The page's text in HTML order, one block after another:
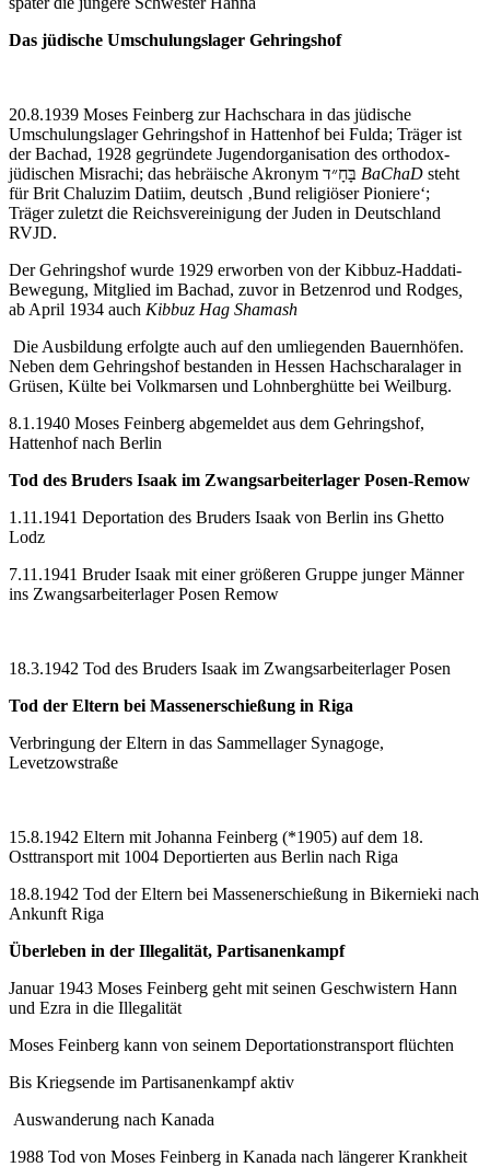
Das jüdische Umschulungslager Gehringshof
20.8.1939 Moses Feinberg zur Hachschara in das jüdische
Umschulungslager Gehringshof in Hattenhof bei Fulda; Träger ist
der Bachad, 1928 gegründete Jugendorganisation des orthodox-
BaChaD steht
für Brit Chaluzim Datiim, deutsch ‚Bund religiöser Pioniere‘;
Träger zuletzt die Reichsvereinigung der Juden in Deutschland
RVJD.
Der Gehringshof wurde 1929 erworben von der Kibbuz-Haddati-
Bewegung, Mitglied im Bachad, zuvor in Betzenrod und Rodges
ab April 1934 auch Kibbuz Hag Shamash
Die Ausbildung erfolgte auch auf den umliegenden Bauernhöfen.
Neben dem Gehringshof bestanden in Hessen Hachscharalager in
Grüsen, Külte bei Volkmarsen und Lohnberghütte bei Weilburg.
8.1.1940 Moses Feinberg abgemeldet aus dem Gehringshof,
Hattenhof nach Berlin
Tod des Bruders Isaak im Zwangsarbeiterlager Posen-Remow
1.11.1941 Deportation des Bruders Isaak von Berlin ins Ghetto
Lodz
7.11.1941 Bruder Isaak mit einer größeren Gruppe junger Männer
ins Zwangsarbeiterlager Posen Remow
18.3.1942 Tod des Bruders Isaak im Zwangsarbeiterlager Posen
Tod der Eltern bei Massenerschießung in Riga
Verbringung der Eltern in das Sammellager Synagoge,
Levetzowstraße
15.8.1942 Eltern mit Johanna Feinberg (*1905) auf dem 18.
Osttransport mit 1004 Deportierten aus Berlin nach Riga
18.8.1942 Tod der Eltern bei Massenerschießung in Bikernieki nach
Ankunft Riga
Überleben in der Illegalität, Partisanenkampf
Januar 1943 Moses Feinberg geht mit seinen Geschwistern Hann
und Ezra in die Illegalität
Moses Feinberg kann von seinem Deportationstransport flüchten
Bis Kriegsende im Partisanenkampf aktiv
Auswanderung nach Kanada
1988 Tod von Moses Feinberg in Kanada nach längerer Krankheit